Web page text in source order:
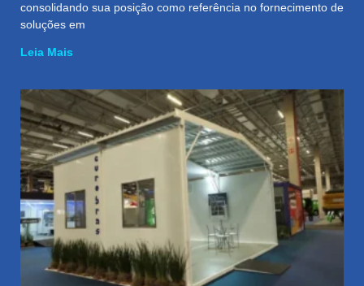
consolidando sua posição como referência no fornecimento de
soluções em
Leia Mais